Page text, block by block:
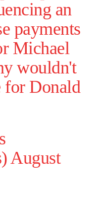
an
payments
Michael
wouldn't
for Donald
August